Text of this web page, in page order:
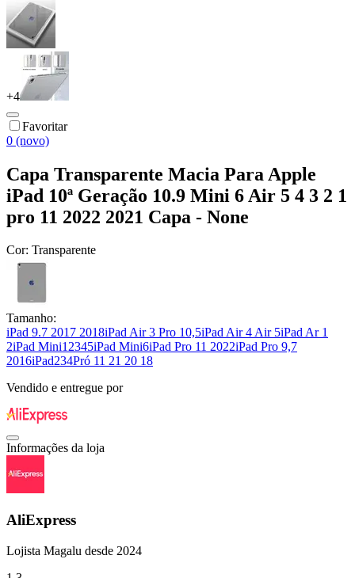
+4
Favoritar
0 (novo)
Capa Transparente Macia Para Apple
iPad 10ª Geração 10.9 Mini 6 Air 5 4 3 2 1
pro 11 2022 2021 Capa - None
Cor: Transparente
Tamanho:
iPad 9.7 2017 2018iPad Air 3 Pro 10,5iPad Air 4 Air 5iPad Ar 1
2iPad Mini12345iPad Mini6iPad Pro 11 2022iPad Pro 9,7
2016iPad234Pró 11 21 20 18
Vendido e entregue por
Informações da loja
AliExpress
Lojista Magalu desde 2024